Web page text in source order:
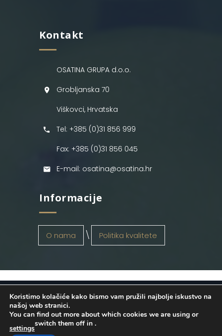
Kontakt
OSATINA GRUPA d.o.o.
Grobljanska 70
Viškovci, Hrvatska
Tel: +385 (0)31 856 999
Fax: +385 (0)31 856 045
E-mail: osatina@osatina.hr
Informacije
O nama Politika kvalitete
OSATINA GRUPA d.o.o. 2026
. Configured
byINFOS Osijek. Sva prava pridržana.
Koristimo kolačiće kako bismo vam pružili najbolje iskustvo na
našoj web stranici.
You can find out more about which cookies we are using or
switch them off in
settings
.